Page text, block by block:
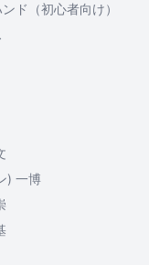
ド（初心者向け）
) 一博